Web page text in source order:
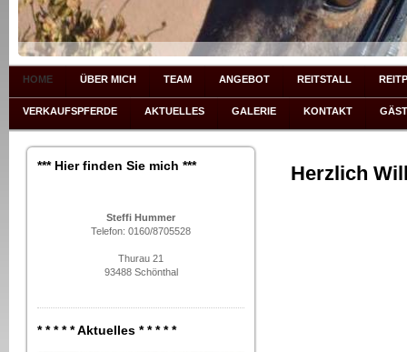
HOME ÜBER MICH TEAM ANGEBOT REITSTALL
VERKAUFSPFERDE AKTUELLES GALERIE KONTAKT
*** Hier finden Sie mich ***
Steffi Hummer
Telefon: 0160/8705528
Thurau 21
93488 Schönthal
* * * * * Aktuelles * * * * *
Herzlich